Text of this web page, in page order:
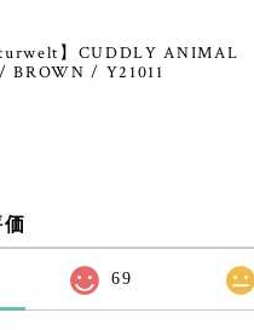
】CUDDLY ANIMAL
BROWN / Y21011
69